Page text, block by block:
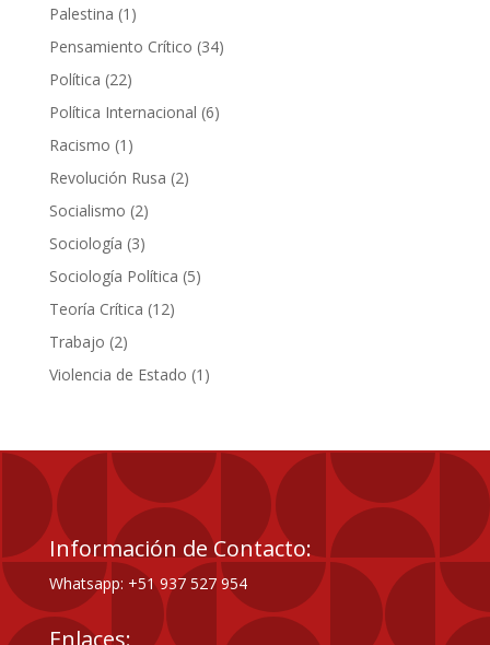
Palestina 1 1
producto
Pensamiento Crítico 3434
Política 2222
productos
Política Internacional 66
Racismo 1 1
producto
Revolución Rusa 22
Socialismo 22
productos
Sociología 33
productos
Sociología Política 55
Teoría Crítica 1212
Trabajo 22
productos
Violencia de Estado 1 1
Información de Contacto:
Whatsapp: +51 937 527 954
Enlaces: